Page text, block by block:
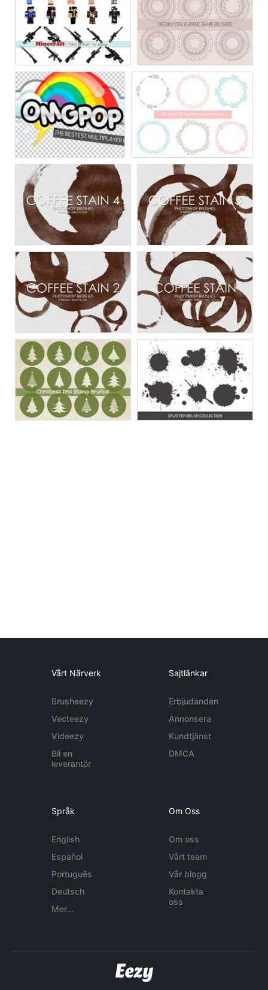
Vårt Närverk
Brusheezy
Vecteezy
Videezy
Bli en
leverantör
Sajtlänkar
Erbjudanden
Annonsera
Kundtjänst
DMCA
Språk
English
Español
Português
Deutsch
Mer...
Om Oss
Om oss
Vårt team
Vår blogg
Kontakta
oss